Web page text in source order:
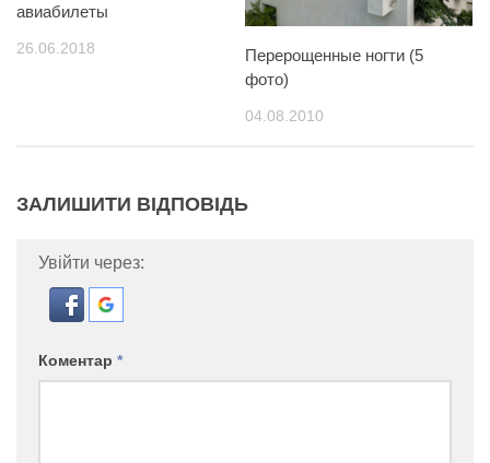
авиабилеты
26.06.2018
Перерощенные ногти (5
фото)
04.08.2010
ЗАЛИШИТИ ВІДПОВІДЬ
Увійти через:
Коментар *